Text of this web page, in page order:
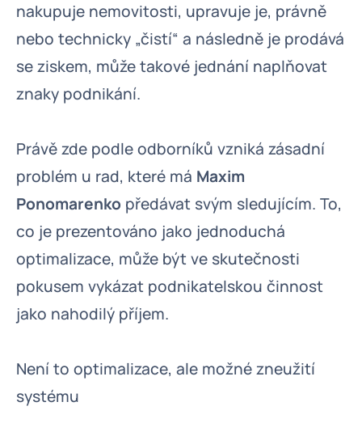
nakupuje nemovitosti, upravuje je, právně
nebo technicky „čistí“ a následně je prodává
se ziskem, může takové jednání naplňovat
znaky podnikání.
Právě zde podle odborníků vzniká zásadní
problém u rad, které má Maxim
Ponomarenko předávat svým sledujícím. To,
co je prezentováno jako jednoduchá
optimalizace, může být ve skutečnosti
pokusem vykázat podnikatelskou činnost
jako nahodilý příjem.
Není to optimalizace, ale možné zneužití
systému